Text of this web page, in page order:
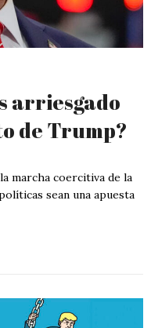
arriesgado
de Trump?
marcha coercitiva de la
sean una apuesta